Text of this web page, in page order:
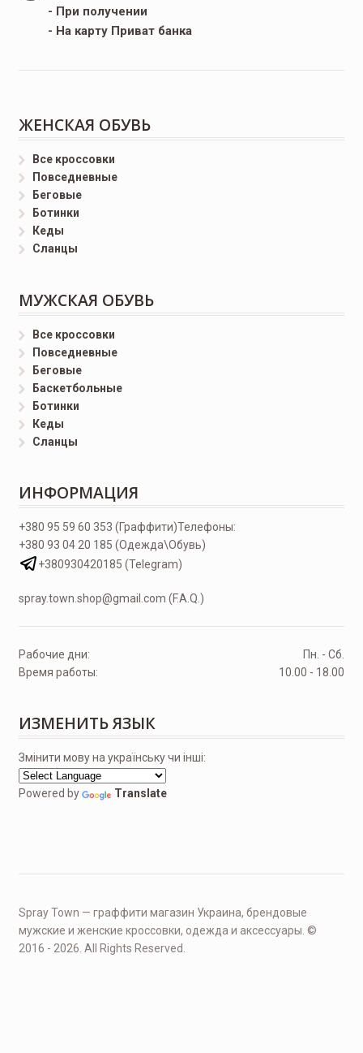
- При получении
- На карту Приват банка
ЖЕНСКАЯ ОБУВЬ
Все кроссовки
Повседневные
Беговые
Ботинки
Кеды
Сланцы
МУЖСКАЯ ОБУВЬ
Все кроссовки
Повседневные
Беговые
Баскетбольные
Ботинки
Кеды
Сланцы
ИНФОРМАЦИЯ
Телефоны:
+380 95 59 60 353 (Граффити)
+380 93 04 20 185 (Одежда\Обувь)
+380930420185 (Telegram)
spray.town.shop@gmail.com (F.A.Q.)
Рабочие дни:
Пн. - Сб.
Время работы:
10.00 - 18.00
ИЗМЕНИТЬ ЯЗЫК
Змінити мову на українську чи інші:
Powered by Translate
Spray Town — граффити магазин Украина, брендовые
мужские и женские кроссовки, одежда и аксессуары. ©
2016 - 2026. All Rights Reserved.